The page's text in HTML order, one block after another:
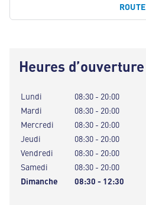
ROUTE
Heures d’ouverture
Lundi
08:30 - 20:00
Mardi
08:30 - 20:00
Mercredi
08:30 - 20:00
Jeudi
08:30 - 20:00
Vendredi
08:30 - 20:00
Samedi
08:30 - 20:00
Dimanche
08:30 - 12:30